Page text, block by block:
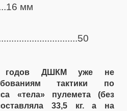
мм
годов ДШКМ уже не
тактики по
«тела» пулемета (без
33,5 кг. а на